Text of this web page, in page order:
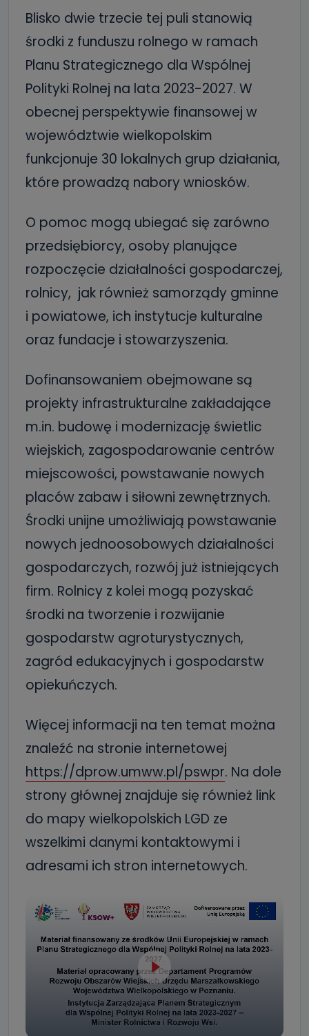
Blisko dwie trzecie tej puli stanowią
środki z funduszu rolnego w ramach
Planu Strategicznego dla Wspólnej
Polityki Rolnej na lata 2023-2027. W
obecnej perspektywie finansowej w
województwie wielkopolskim
funkcjonuje 30 lokalnych grup działania,
które prowadzą nabory wniosków.
O pomoc mogą ubiegać się zarówno
przedsiębiorcy, osoby planujące
rozpoczęcie działalności gospodarczej,
rolnicy, jak również samorządy gminne
i powiatowe, ich instytucje kulturalne
oraz fundacje i stowarzyszenia.
Dofinansowaniem obejmowane są
projekty infrastrukturalne zakładające
m.in. budowę i modernizację świetlic
wiejskich, zagospodarowanie centrów
miejscowości, powstawanie nowych
placów zabaw i siłowni zewnętrznych.
Środki unijne umożliwiają powstawanie
nowych jednoosobowych działalności
gospodarczych, rozwój już istniejących
firm. Rolnicy z kolei mogą pozyskać
środki na tworzenie i rozwijanie
gospodarstw agroturystycznych,
zagród edukacyjnych i gospodarstw
opiekuńczych.
Więcej informacji na ten temat można
znaleźć na stronie internetowej
https://dprow.umww.pl/pswpr. Na dole
strony głównej znajduje się również link
do mapy wielkopolskich LGD ze
wszelkimi danymi kontaktowymi i
adresami ich stron internetowych.